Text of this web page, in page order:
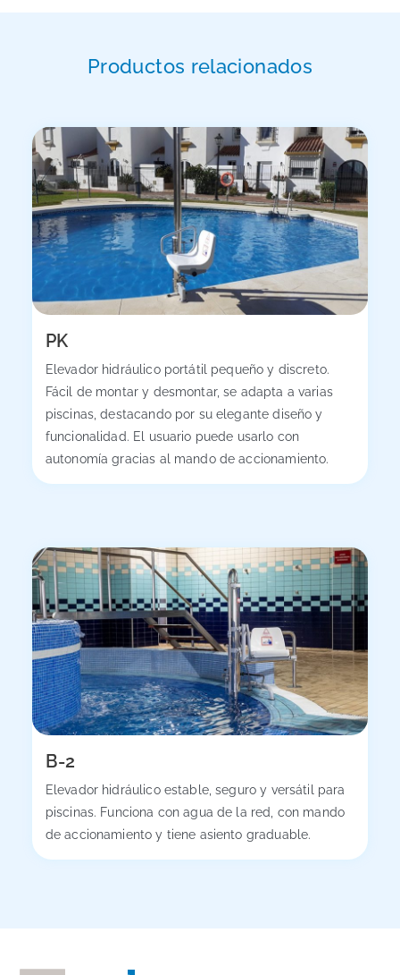
Productos relacionados
PK
Elevador hidráulico portátil pequeño y discreto.
Fácil de montar y desmontar, se adapta a varias
piscinas, destacando por su elegante diseño y
funcionalidad. El usuario puede usarlo con
autonomía gracias al mando de accionamiento.
B-2
Elevador hidráulico estable, seguro y versátil para
piscinas. Funciona con agua de la red, con mando
de accionamiento y tiene asiento graduable.